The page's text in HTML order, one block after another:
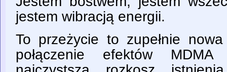
jestem wibracją energii.
To przeżycie to zupełnie
połączenie efektów